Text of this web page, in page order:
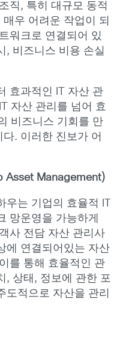
직, 특히 대규모 동적
우 어려운 작업이 되
워크로 연결되어 있
, 비즈니스 비용 손실
효과적인 IT 자산 관
자산 관리를 넘어 효
비즈니스 기회를 만
. 이러한 진보가 어
Asset Management)
는 기업의 효율적 IT
망운영을 가능하게
사 전담 자산 관리사
에 연결되어있는 자산
를 통해 효율적인 관
, 상태, 정보에 관한 포
도적으로 자산을 관리